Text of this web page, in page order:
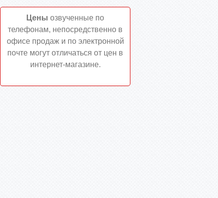
Цены озвученные по
телефонам, непосредственно в
офисе продаж и по электронной
почте могут отличаться от цен в
интернет-магазине.